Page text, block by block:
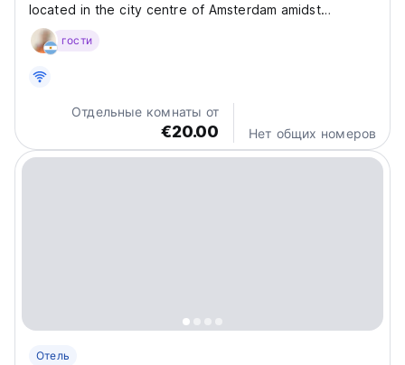
located in the city centre of Amsterdam amidst
Utrechtsestraat, known for its boutiques and
restaurants, and around the corner from
cleaning. Each room at...
гости
Отдельные комнаты от
€20.00 Нет общих номеров
Отель